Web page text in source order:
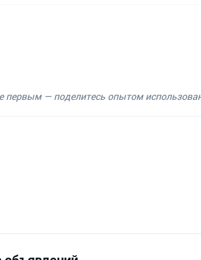
первым — поделитесь опытом